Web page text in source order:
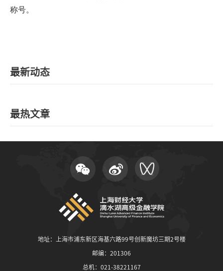
称号。
最新动态
最热文章
地址：上海市浦东新区海基六路99号创新魔坊三期2号楼
邮编：201306
总机：021-38221167